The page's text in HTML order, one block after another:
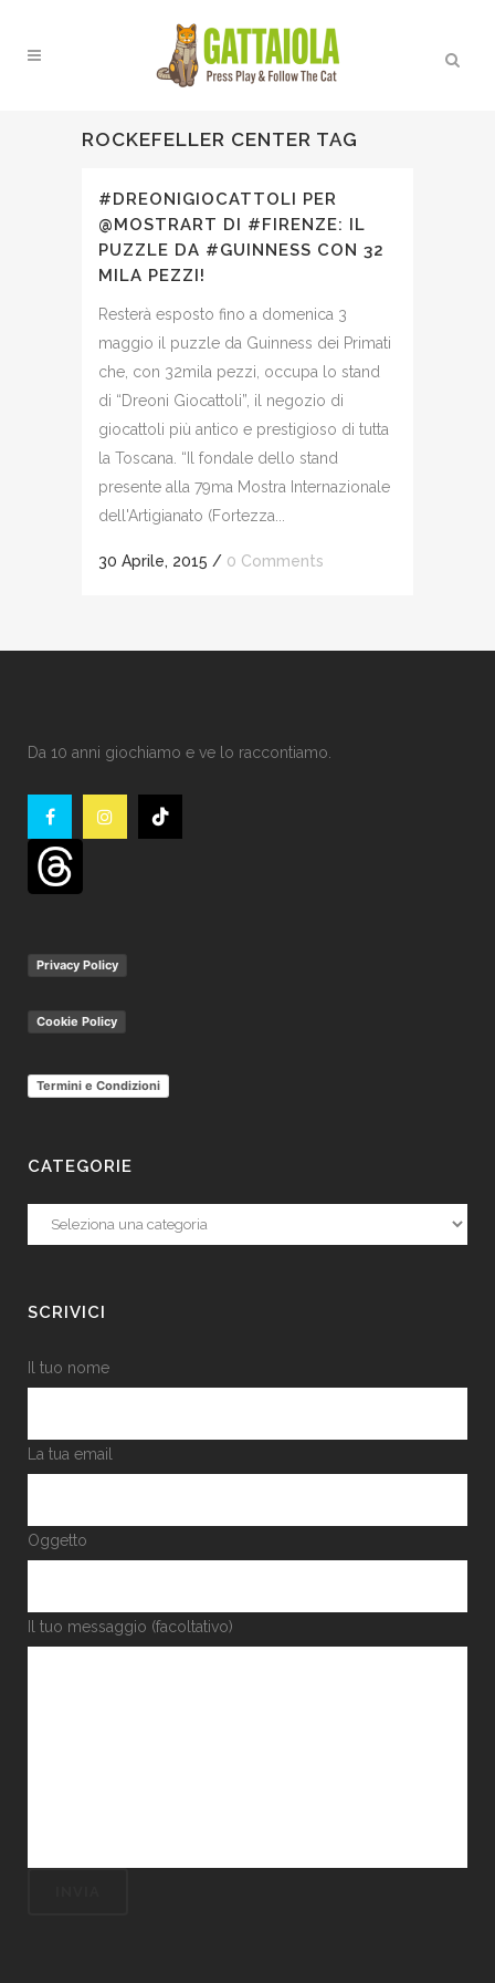
ROCKEFELLER CENTER TAG
#DREONIGIOCATTOLI PER
@MOSTRART DI #FIRENZE: IL
PUZZLE DA #GUINNESS CON 32
MILA PEZZI!
Resterà esposto fino a domenica 3
maggio il puzzle da Guinness dei Primati
che, con 32mila pezzi, occupa lo stand
di “Dreoni Giocattoli”, il negozio di
giocattoli più antico e prestigioso di tutta
la Toscana. “Il fondale dello stand
presente alla 79ma Mostra Internazionale
dell'Artigianato (Fortezza...
30 Aprile, 2015 / 0 Comments
Da 10 anni giochiamo e ve lo raccontiamo.
Privacy Policy
Cookie Policy
Termini e Condizioni
CATEGORIE
Categorie
SCRIVICI
Il tuo nome
La tua email
Oggetto
Il tuo messaggio (facoltativo)